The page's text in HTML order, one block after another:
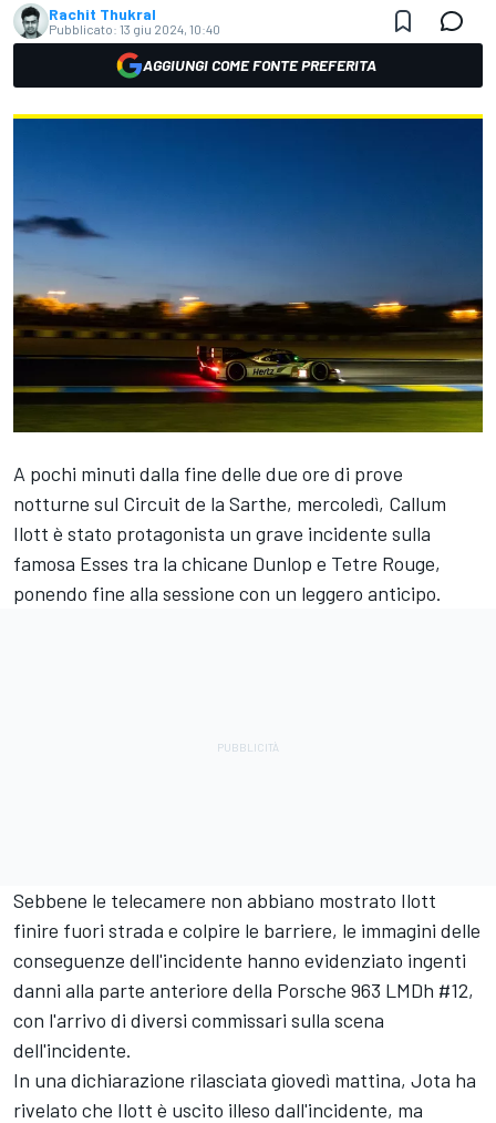
Rachit Thukral
Pubblicato: 13 giu 2024, 10:40
AGGIUNGI COME FONTE PREFERITA
A pochi minuti dalla fine delle due ore di prove
notturne sul Circuit de la Sarthe, mercoledì, Callum
Ilott è stato protagonista un grave incidente sulla
famosa Esses tra la chicane Dunlop e Tetre Rouge,
ponendo fine alla sessione con un leggero anticipo.
Sebbene le telecamere non abbiano mostrato Ilott
finire fuori strada e colpire le barriere, le immagini delle
conseguenze dell'incidente hanno evidenziato ingenti
danni alla parte anteriore della Porsche 963 LMDh #12,
con l'arrivo di diversi commissari sulla scena
dell'incidente.
In una dichiarazione rilasciata giovedì mattina, Jota ha
rivelato che Ilott è uscito illeso dall'incidente, ma